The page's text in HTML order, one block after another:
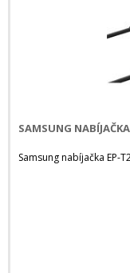
SAMSUNG
Samsung nabíjačka EP-